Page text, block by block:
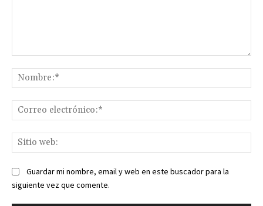
Guardar mi nombre, email y web en este buscador para la
siguiente vez que comente.